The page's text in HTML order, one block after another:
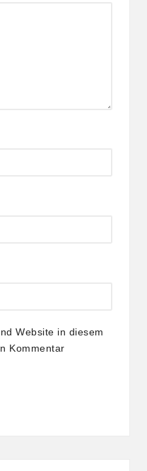
Website in diesem
Kommentar